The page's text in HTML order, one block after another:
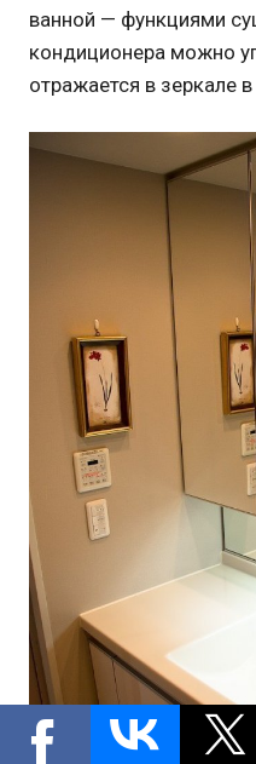
ванной — функциями
кондиционера можно
отражается в зеркале